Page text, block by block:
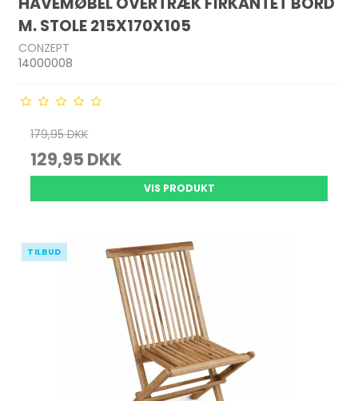
M. STOLE 215X170X105
CONZEPT
14000008
179,95 DKK
129,95 DKK
VIS PRODUKT
TILBUD